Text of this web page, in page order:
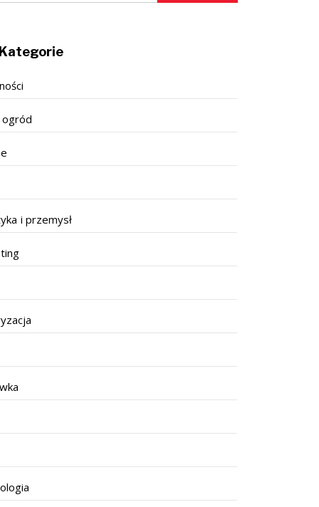
i przemysł